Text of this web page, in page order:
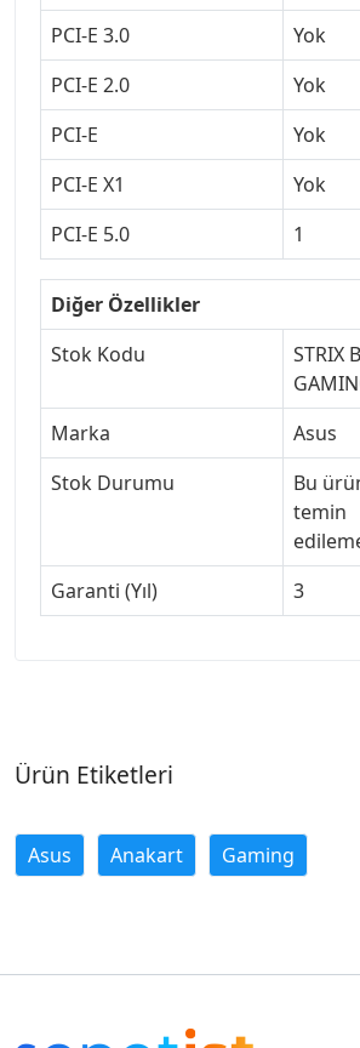
PCI-E 3.0
Yok
PCI-E 2.0
Yok
PCI-E
Yok
PCI-E X1
Yok
PCI-E 5.0
1
Diğer Özellikler
Stok Kodu
STRIX
Marka
Asus
Stok Durumu
Bu
temin
Garanti (Yıl)
3
Ürün Etiketleri
Asus Anakart Gaming